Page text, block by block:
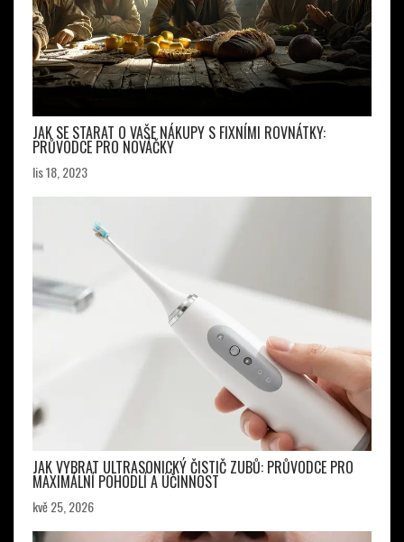
JAK SE STARAT O VAŠE NÁKUPY S FIXNÍMI ROVNÁTKY:
PRŮVODCE PRO NOVÁČKY
lis 18, 2023
JAK VYBRAT ULTRASONICKÝ ČISTIČ ZUBŮ: PRŮVODCE PRO
MAXIMÁLNÍ POHODLÍ A ÚČINNOST
kvě 25, 2026